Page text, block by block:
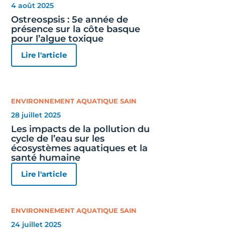
4 août 2025
Ostreospsis : 5e année de
présence sur la côte basque
pour l’algue toxique
Lire l'article
ENVIRONNEMENT AQUATIQUE SAIN
28 juillet 2025
Les impacts de la pollution du
cycle de l’eau sur les
écosystèmes aquatiques et la
santé humaine
Lire l'article
ENVIRONNEMENT AQUATIQUE SAIN
24 juillet 2025